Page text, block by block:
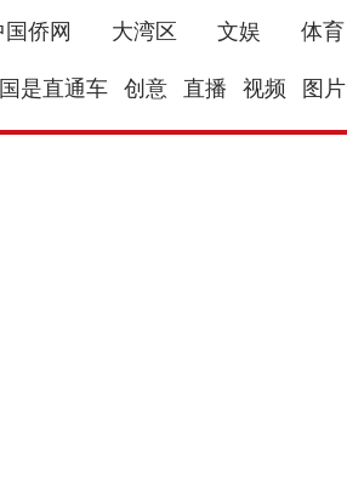
国侨网 大湾区 文娱 体育
国是直通车 创意 直播 视频 图片